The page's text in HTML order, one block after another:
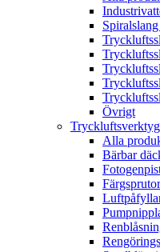
Övrigt
Tryckluftsverktyg
Alla
Bärbar
Färgsprutor